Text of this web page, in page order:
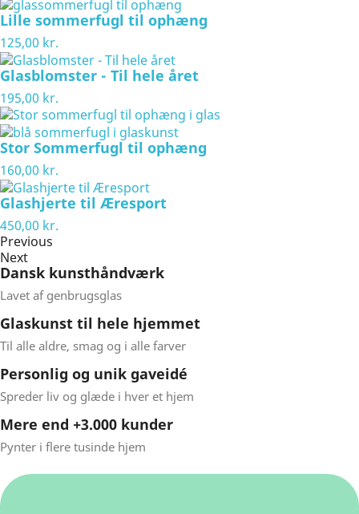
Lille sommerfugl til ophæng
125,00 kr.
Glasblomster - Til hele året
195,00 kr.
Stor Sommerfugl til ophæng
160,00 kr.
Glashjerte til Æresport
450,00 kr.
Previous
Next
Dansk kunsthåndværk​
Lavet af genbrugsglas​
Glaskunst til hele hjemmet​
Til alle aldre, smag og i alle farver​
Personlig og unik gaveidé​
Spreder liv og glæde i hver et hjem ​
Mere end +3.000 kunder
Pynter i flere tusinde hjem